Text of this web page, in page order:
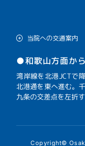
当院への交通案内
●和歌山方面か
湾岸線を北港JCTで
北港通を東へ進む。
九条の交差点を左折
Copyright©